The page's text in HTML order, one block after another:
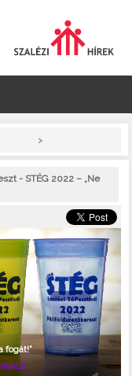
>
- STÉG 2022 – „Ne
fogát!”